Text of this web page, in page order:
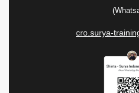
cro.surya-